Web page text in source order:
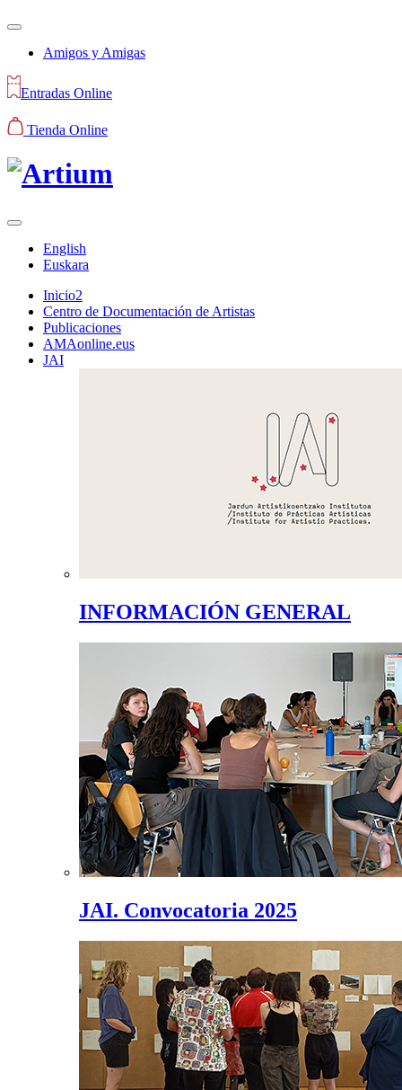
Amigos y Amigas
Entradas Online
Tienda Online
English
Euskara
Inicio2
Centro de Documentación de Artistas
Publicaciones
AMAonline.eus
JAI
INFORMACIÓN GENERAL
JAI. Convocatoria 2025